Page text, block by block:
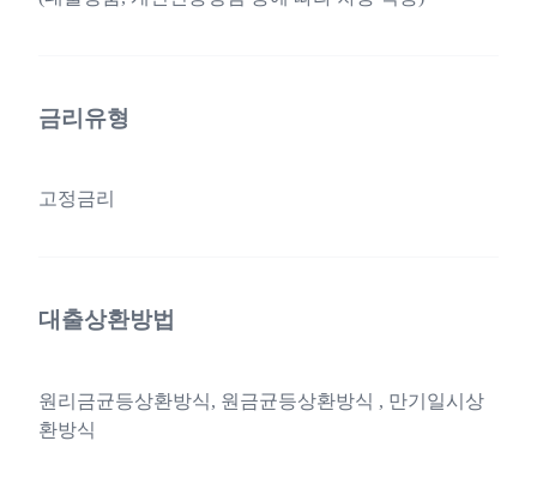
금리유형
고정금리
대출상환방법
원리금균등상환방식, 원금균등상환방식 , 만기일시상
환방식